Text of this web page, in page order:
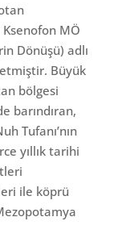
Ksenofon MÖ
Dönüşü) adlı
Büyük
bölgesi
barındıran,
Tufanı’nın
yıllık tarihi
ile köprü